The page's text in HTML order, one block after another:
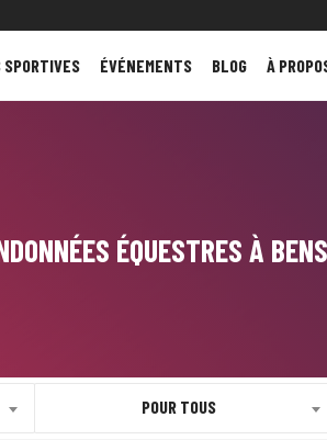
ÉVÉNEMENTS BLOG À
ÉQUESTRES À
POUR TOUS